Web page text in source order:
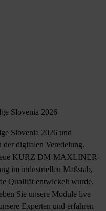
Slovenia 2026
Slovenia 2026 und
der digitalen Veredelung.
KURZ DM-MAXLINER-
im industriellen Maßstab,
Qualität entwickelt wurde.
Sie unsere Module live
Experten und erfahren